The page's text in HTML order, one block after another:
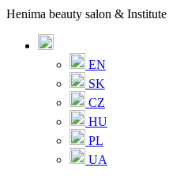
Henima beauty salon & Institute
EN
SK
CZ
HU
PL
UA